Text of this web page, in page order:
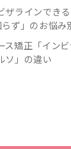
ザラインでき
ず」のお悩み
ス矯正「イン
ソ」の違い